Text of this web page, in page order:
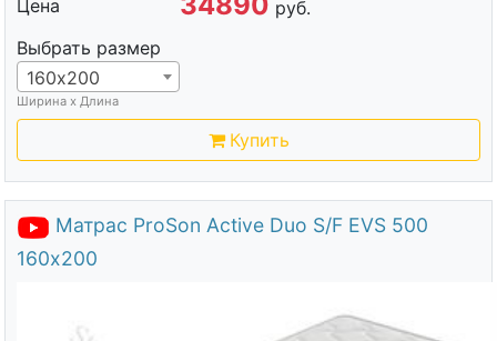
Цена
руб.
Выбрать размер
160х200
Ширина х Длина
Купить
Матрас ProSon Active Duo S/F EVS 500
160х200